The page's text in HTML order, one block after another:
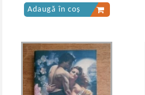
Adaugă în coș